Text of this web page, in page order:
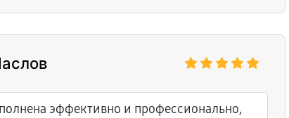
эффективно и профессионально,